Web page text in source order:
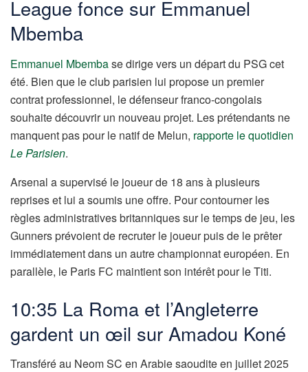
League fonce sur Emmanuel
Mbemba
Emmanuel Mbembase dirige vers un départ du PSG cet
été. Bien que le club parisien lui propose un premier
contrat professionnel, le défenseur franco-congolais
souhaite découvrir un nouveau projet. Les prétendants ne
manquent pas pour le natif de Melun, rapporte le quotidien
Le Parisien.
Arsenal a supervisé le joueur de 18 ans à plusieurs
reprises et lui a soumis une offre. Pour contourner les
règles administratives britanniques sur le temps de jeu, les
Gunners prévoient de recruter le joueur puis de le prêter
immédiatement dans un autre championnat européen. En
parallèle, le Paris FC maintient son intérêt pour le Titi.
10:35 La Roma et l’Angleterre
gardent un œil sur Amadou Koné
Transféré au Neom SC en Arabie saoudite en juillet 2025